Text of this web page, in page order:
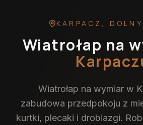
KARPACZ ,
Wiatrołap na
Wiatrołap na wymiar w
zabudowa przedpokoju z
kurtki, plecaki i drobiazgi.